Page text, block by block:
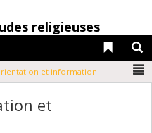
religieuses
Liens
et information
et